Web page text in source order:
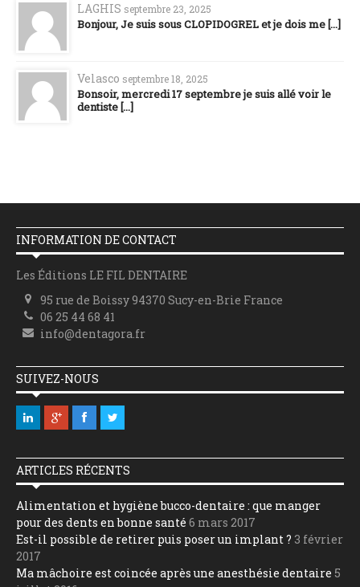
LAGHIS septembre 23, 2025
Bonjour, Je suis sous CLOPIDOGREL et je dois me [...]
Velasco septembre 18, 2025
Bonsoir, mercredi 17 septembre je suis allé voir le
dentiste [...]
INFORMATION DE CONTACT
Les Éditions LE FIL DENTAIRE
95 rue de Boissy 94370 Sucy-en-Brie France
06 25 44 68 41
info@dentagora.fr
SUIVEZ-NOUS
ARTICLES RÉCENTS
Alimentation et hygiène bucco-dentaire : que manger
pour des dents en bonne santé 6 mars 2017
Est-il possible de retirer puis poser un implant ? 3 février
2017
Ma mâchoire est coincée après une anesthésie dentaire 5